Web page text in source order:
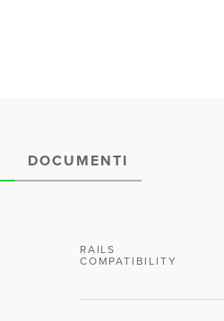
DOCUMENTI
RAILS
COMPATIBILITY